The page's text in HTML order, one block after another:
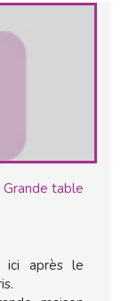
Grande table
ici après le